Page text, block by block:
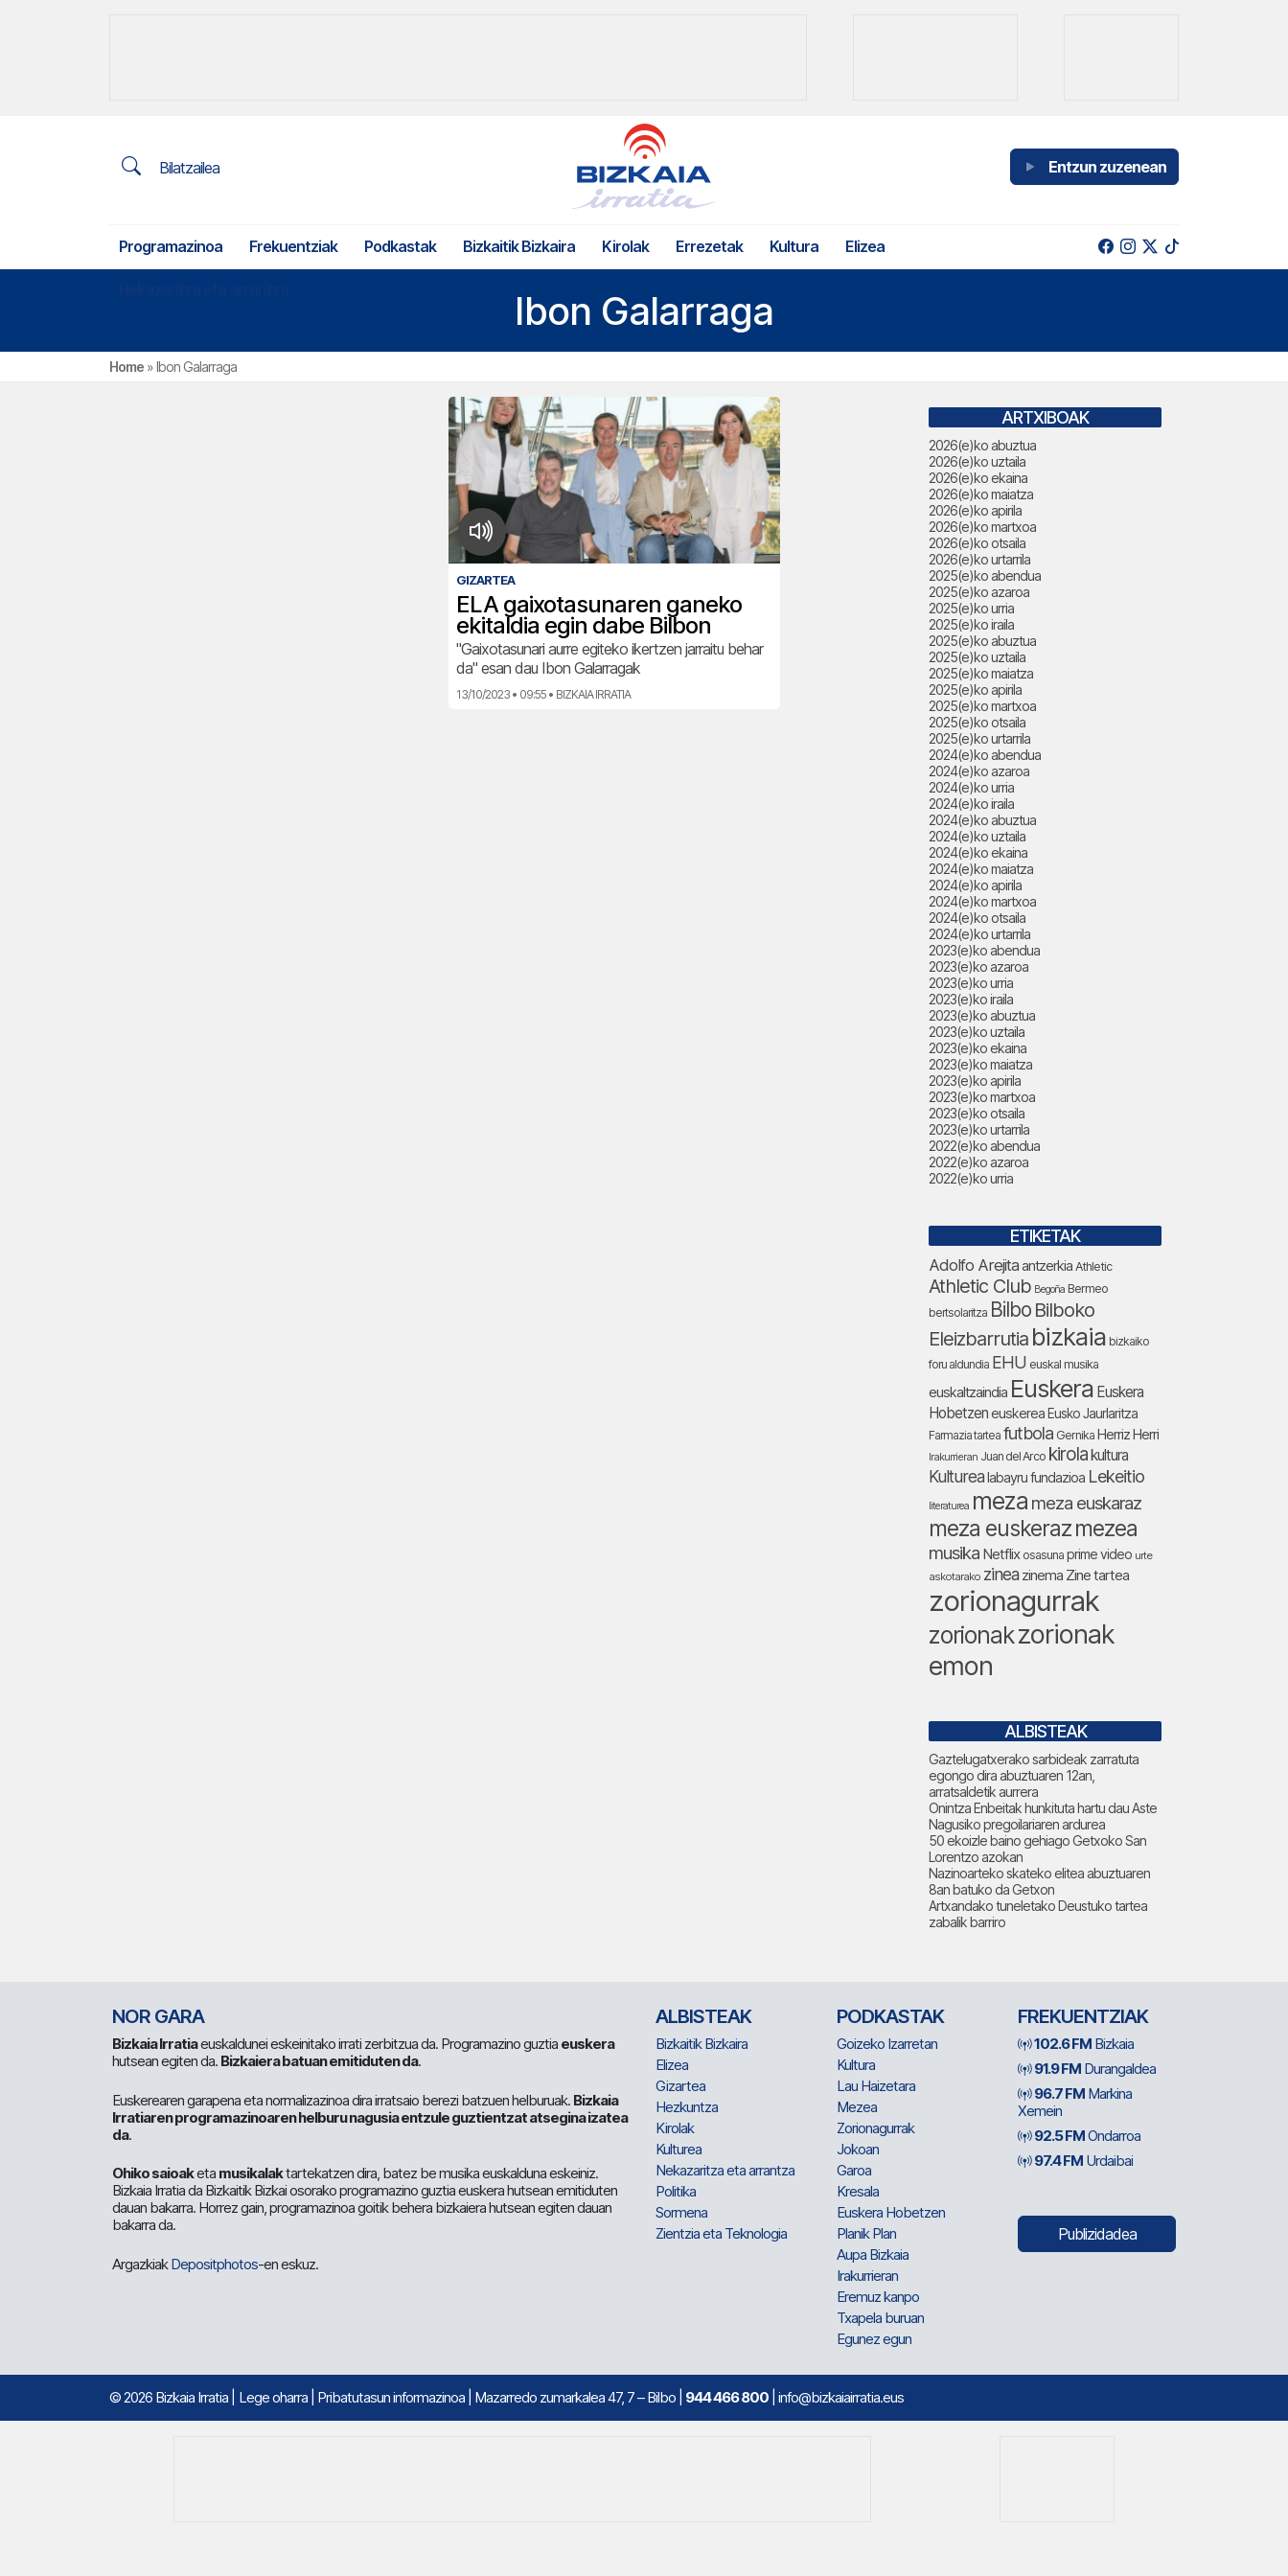
Bilatzailea Entzun zuzenean
Programazinoa Frekuentziak Podkastak Bizkaitik Bizkaira Kirolak Errezetak Kultura Elizea
Ibon Galarraga
Home »Ibon Galarraga
GIZARTEA
ELA gaixotasunaren ganeko
ekitaldia egin dabe Bilbon
"Gaixotasunari aurre egiteko ikertzen jarraitu behar
da" esan dau Ibon Galarragak
13/10/2023 • 09:55 • BIZKAIA IRRATIA
ARTXIBOAK
2026(e)ko abuztua
2026(e)ko uztaila
2026(e)ko ekaina
2026(e)ko maiatza
2026(e)ko apirila
2026(e)ko martxoa
2026(e)ko otsaila
2026(e)ko urtarrila
2025(e)ko abendua
2025(e)ko azaroa
2025(e)ko urria
2025(e)ko iraila
2025(e)ko abuztua
2025(e)ko uztaila
2025(e)ko maiatza
2025(e)ko apirila
2025(e)ko martxoa
2025(e)ko otsaila
2025(e)ko urtarrila
2024(e)ko abendua
2024(e)ko azaroa
2024(e)ko urria
2024(e)ko iraila
2024(e)ko abuztua
2024(e)ko uztaila
2024(e)ko ekaina
2024(e)ko maiatza
2024(e)ko apirila
2024(e)ko martxoa
2024(e)ko otsaila
2024(e)ko urtarrila
2023(e)ko abendua
2023(e)ko azaroa
2023(e)ko urria
2023(e)ko iraila
2023(e)ko abuztua
2023(e)ko uztaila
2023(e)ko ekaina
2023(e)ko maiatza
2023(e)ko apirila
2023(e)ko martxoa
2023(e)ko otsaila
2023(e)ko urtarrila
2022(e)ko abendua
2022(e)ko azaroa
2022(e)ko urria
ETIKETAK
Adolfo Arejitaantzerkia Athletic
Athletic Club Begoña Bermeo
bertsolaritza Bilbo Bilboko
Eleizbarrutia bizkaia bizkaiko
foru aldundia EHU euskal musika
euskaltzaindia Euskera Euskera
Hobetzeneuskerea Eusko Jaurlaritza
Farmazia tartea futbola Gernika Herriz Herri
Irakurrieran Juan del Arco kirola kultura
Kulturealabayru fundazioa Lekeitio
literaturea meza meza euskaraz
meza euskerazmezea
musika Netflix osasuna prime video urte
askotarako zinea zinema Zine tartea
zorionagurrak
zorionakzorionak
emon
ALBISTEAK
Gaztelugatxerako sarbideak zarratuta
egongo dira abuztuaren 12an,
arratsaldetik aurrera
Onintza Enbeitak hunkituta hartu dau Aste
Nagusiko pregoilariaren ardurea
50 ekoizle baino gehiago Getxoko San
Lorentzo azokan
Nazinoarteko skateko elitea abuztuaren
8an batuko da Getxon
Artxandako tuneletako Deustuko tartea
zabalik barriro
NOR GARA
Bizkaia Irratiaeuskaldunei eskeinitako irrati zerbitzua da. Programazino guztia euskera
hutsean egiten da. Bizkaiera batuan emitiduten da.
Euskerearen garapena eta normalizazinoa dira irratsaio berezi batzuen helburuak. Bizkaia
Irratiaren programazinoaren helburu nagusia entzule guztientzat atsegina izatea
da.
Ohiko saioaketa musikalaktartekatzen dira, batez be musika euskalduna eskeiniz.
Bizkaia Irratia da Bizkaitik Bizkai osorako programazino guztia euskera hutsean emitiduten
dauan bakarra. Horrez gain, programazinoa goitik behera bizkaiera hutsean egiten dauan
bakarra da.
ArgazkiakDepositphotos-en eskuz.
ALBISTEAK
Bizkaitik Bizkaira
Elizea
Gizartea
Hezkuntza
Kirolak
Kulturea
Nekazaritza eta arrantza
Politika
Sormena
Zientzia eta Teknologia
PODKASTAK
Goizeko Izarretan
Kultura
Lau Haizetara
Mezea
Zorionagurrak
Jokoan
Garoa
Kresala
Euskera Hobetzen
Planik Plan
Aupa Bizkaia
Irakurrieran
Eremuz kanpo
Txapela buruan
Egunez egun
FREKUENTZIAK
102.6 FM Bizkaia
91.9 FM Durangaldea
96.7 FM Markina
Xemein
92.5 FMOndarroa
97.4 FM Urdaibai
Publizidadea
© 2026 Bizkaia Irratia Lege oharra Pribatutasun informazinoa | Mazarredo zumarkalea 47, 7 – Bilbo | 944 466 800 | info@bizkaiairratia.eus